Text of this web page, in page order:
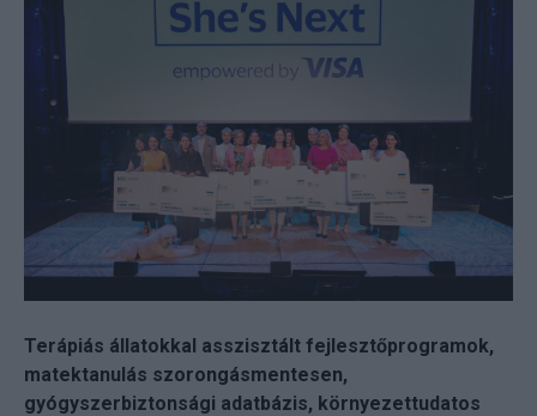
Terápiás állatokkal asszisztált fejlesztőprogramok,
matektanulás szorongásmentesen,
gyógyszerbiztonsági adatbázis, környezettudatos